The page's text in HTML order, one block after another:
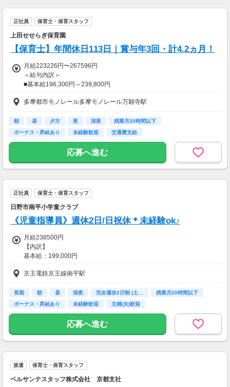
■諸手当
■週3日の場合
■週5日の場合
1,900円×8時間×月22日間＝334,400円
＼＼週3日でも17万円以上！週5日で33万円以上も可能！！／／
ライフスタイルに合わせて、しっかり稼げます☆
【交通費】
正社員 保育士・保育スタッフ
上田せせらぎ保育園
【保育士】年間休日113日｜賞与年3回・計4.2ヵ月！
月給223226円〜267596円
＜給与内訳＞
■基本給196,300円～239,800円
■職務手当6,926円～7,796円
■キャリアアップ手当20,000円
※経験年数により上乗せあり
＜別途支給手当＞
計4.2ヵ月分(前年度実績)
一部支給
多摩都市モノレール多摩モノレール万願寺駅
朝 昼 夕方 夜 深夜
残業月20時間以下
ボーナス・昇給あり
未経験歓迎 交通費支給
応募へ進む
正社員 保育士・保育スタッフ
日野市南平小学童クラブ
《児童指導員》週休2日/日祝休＊未経験ok♪
月給238500円
【内訳】
基本給：199,000円
資格手当：3,000円
加給手当：18,500円
固定残業代：18,000円（10.6時間分）
※超過分は別途支給いたします
京王電鉄京王線南平駅
長期 朝 昼 深夜 完全週休2日制 (土…
残業月20時間以下
ボーナス・昇給あり
未経験歓迎 主婦(夫)歓迎
応募へ進む
派遣 保育士・保育スタッフ
ベルサンテスタッフ株式会社 京都支社